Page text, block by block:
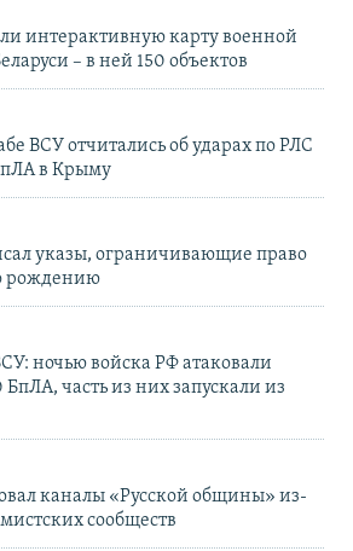
интерактивную карту военной
– в ней 150 объектов
ВСУ отчитались об ударах по РЛС
в Крыму
указы, ограничивающие право
рождению
ночью войска РФ атаковали
часть из них запускали из
каналы «Русской общины» из-
сообществ